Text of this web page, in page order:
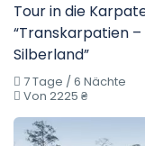
Tour in die
“Transkarpatien –
Silberland”
7 Tage / 6 Nächte
Von 2225 ₴